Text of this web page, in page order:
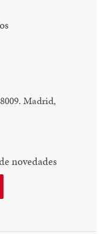
Madrid,
novedades